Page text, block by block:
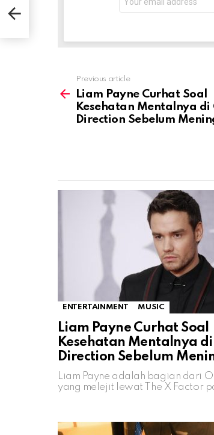
address:
more
Previous article
Liam Payne Curhat Soal
Kesehatan Mentalnya di
Direction Sebelum
ENTERTAINMENT MUSIC
Liam Payne Curhat Soal
Kesehatan Mentalnya di
Direction Sebelum
Liam Payne adalah bagian dari
yang melejit lewat The X Factor